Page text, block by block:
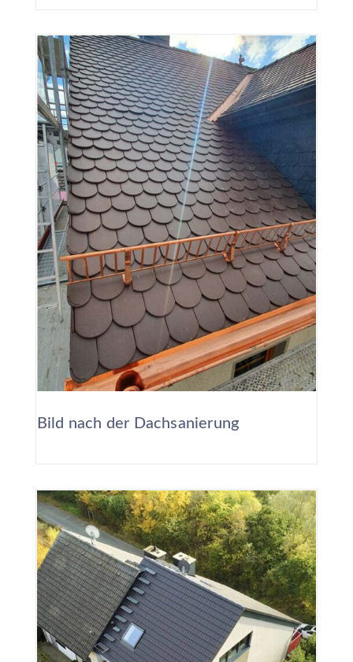
Bild nach der Dachsanierung